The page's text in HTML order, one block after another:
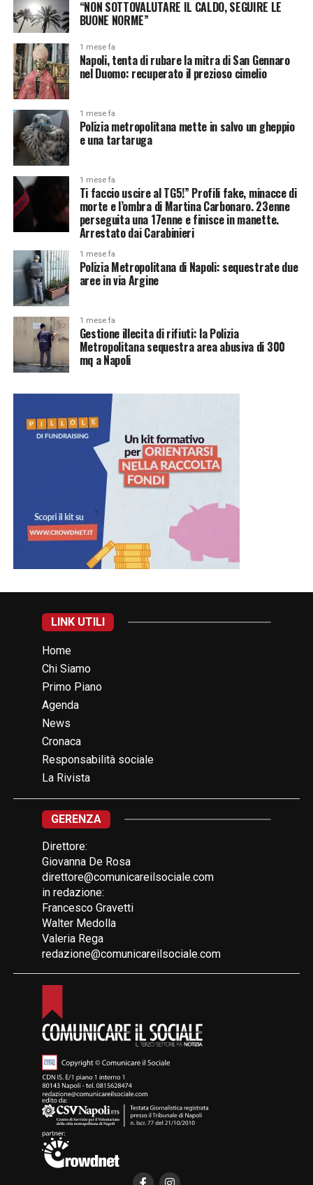
“NON SOTTOVALUTARE IL CALDO, SEGUIRE LE
BUONE NORME”
1 mese fa
Napoli, tenta di rubare la mitra di San Gennaro
nel Duomo: recuperato il prezioso cimelio
1 mese fa
Polizia metropolitana mette in salvo un gheppio
e una tartaruga
1 mese fa
Ti faccio uscire al TG5!” Profili fake, minacce di
morte e l’ombra di Martina Carbonaro. 23enne
perseguita una 17enne e finisce in manette.
Arrestato dai Carabinieri
1 mese fa
Polizia Metropolitana di Napoli: sequestrate due
aree in via Argine
1 mese fa
Gestione illecita di rifiuti: la Polizia
Metropolitana sequestra area abusiva di 300
mq a Napoli
LINK UTILI
Home
Chi Siamo
Primo Piano
Agenda
News
Cronaca
Responsabilità sociale
La Rivista
GERENZA
Direttore:
Giovanna De Rosa
direttore@comunicareilsociale.com
in redazione:
Francesco Gravetti
Walter Medolla
Valeria Rega
redazione@comunicareilsociale.com